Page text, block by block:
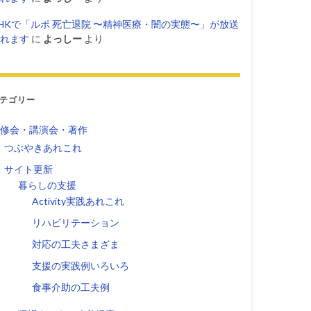
で「ルポ 死亡退院 〜精神医療・闇の実態〜」が放送
ます に よっしー より
ゴリー
会・講演会・著作
つぶやきあれこれ
サイト更新
暮らしの支援
Activity実践あれこれ
リハビリテーション
対応の工夫さまざま
支援の実践例いろいろ
食事介助の工夫例